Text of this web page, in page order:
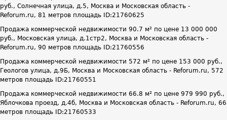
руб., Солнечная улица, д.5, Москва и Московская область -
Reforum.ru, 81 метров площадь ID:21760625
Продажа коммерческой недвижимости 90.7 м² по цене 13 000 000
руб., Московская улица, д.1стр2, Москва и Московская область -
Reforum.ru, 90 метров площадь ID:21760556
Продажа коммерческой недвижимости 572 м² по цене 153 000 руб.,
Геологов улица, д.9Б, Москва и Московская область - Reforum.ru, 572
метров площадь ID:21760551
Продажа коммерческой недвижимости 66.8 м² по цене 979 990 руб.,
Яблочкова проезд, д.4б, Москва и Московская область - Reforum.ru, 66
метров площадь ID:21760533